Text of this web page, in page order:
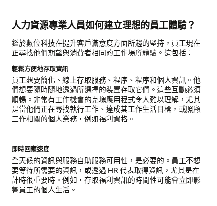
人力資源專業人員如何建立理想的員工體驗？
鑑於數位科技在提升客戶滿意度方面所趨的堅持，員工現在
正尋找他們期望與消費者相同的工作場所體驗。這包括：
輕鬆方便地存取資訊
員工想要簡化、線上存取服務、程序、程序和個人資訊。他
們想要隨時隨地透過所選擇的裝置存取它們。這些互動必須
順暢。非常有工作機會的克塊應用程式令人難以理解，尤其
是當他們正在尋找執行工作、達成其工作生活目標，或照顧
工作相關的個人業務，例如福利資格。
即時回應速度
全天候的資訊與服務自助服務可用性，是必要的。員工不想
要等待所需要的資訊，或透過 HR 代表取得資訊，尤其是在
計時很重要時。例如，存取福利資訊的時間性可能會立即影
響員工的個人生活。